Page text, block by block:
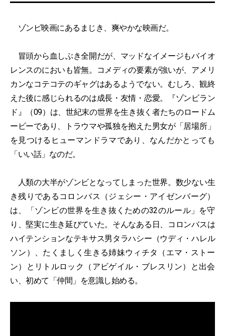
ゾンビ映画にあるまじき、爽やかな映画だ。
冒頭から血しぶき全開だが、マッドなイメージもバイオ
レンスのにおいも皆無。コメディの要素が強いが、アメリ
カンなコテコテのギャグはあるようでない。むしろ、観終
えた後に感じられるのは成長・友情・恋愛。『ゾンビラン
ド』（09）は、世紀末の世界を生き抜く者たちのロードム
ービーであり、トラウマや孤独を抱えた男女が「居場所」
を見つけるヒューマンドラマであり、なんだかとっても
「いい話」なのだ。
人類の大半がゾンビとなってしまった世界。数少ない生
き残りであるコロンバス（ジェシー・アイゼンバーグ）
は、「ゾンビの世界を生き抜くための32のルール」を守
り、堅実に生き延びていた。そんなある日、コロンバスは
ハイテンションなテキサス男タラハシー（ウディ・ハレル
ソン）、たくましく生きる姉妹ウィチタ（エマ・ストー
ン）とリトルロック（アビゲイル・ブレスリン）と出会
い、初めて「仲間」を意識し始める。